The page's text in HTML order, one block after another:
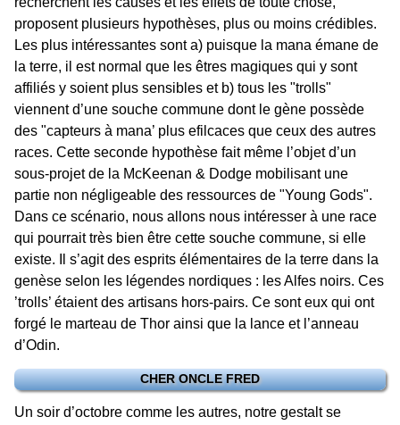
proposent plusieurs hypothèses, plus ou moins crédibles.
Les plus intéressantes sont a) puisque la mana émane de
la terre, il est normal que les êtres magiques qui y sont
affiliés y soient plus sensibles et b) tous les "trolls"
viennent d’une souche commune dont le gène possède
des "capteurs à mana’ plus efilcaces que ceux des autres
races. Cette seconde hypothèse fait même l’objet d’un
sous-projet de la McKeenan & Dodge mobilisant une
partie non négligeable des ressources de "Young Gods".
Dans ce scénario, nous allons nous intéresser à une race
qui pourrait très bien être cette souche commune, si elle
existe. Il s’agit des esprits élémentaires de la terre dans la
genèse selon les légendes nordiques : les Alfes noirs. Ces
’trolls’ étaient des artisans hors-pairs. Ce sont eux qui ont
forgé le marteau de Thor ainsi que la lance et l’anneau
d’Odin.
CHER ONCLE FRED
Un soir d’octobre comme les autres, notre gestalt se